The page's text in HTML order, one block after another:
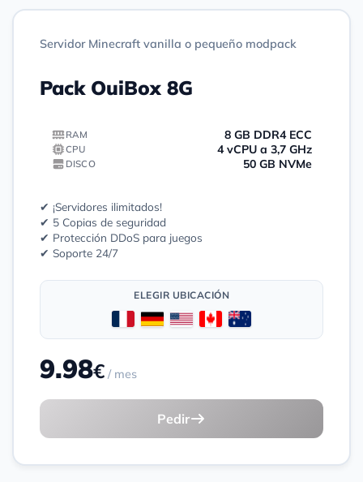
Servidor Minecraft vanilla o pequeño modpack
Pack OuiBox 8G
RAM 8 GB DDR4 ECC
CPU 4 vCPU a 3,7 GHz
DISCO 50 GB NVMe
✔ ¡Servidores ilimitados!
✔ 5 Copias de seguridad
✔ Protección DDoS para juegos
✔ Soporte 24/7
ELEGIR UBICACIÓN
9.98€ / mes
Pedir